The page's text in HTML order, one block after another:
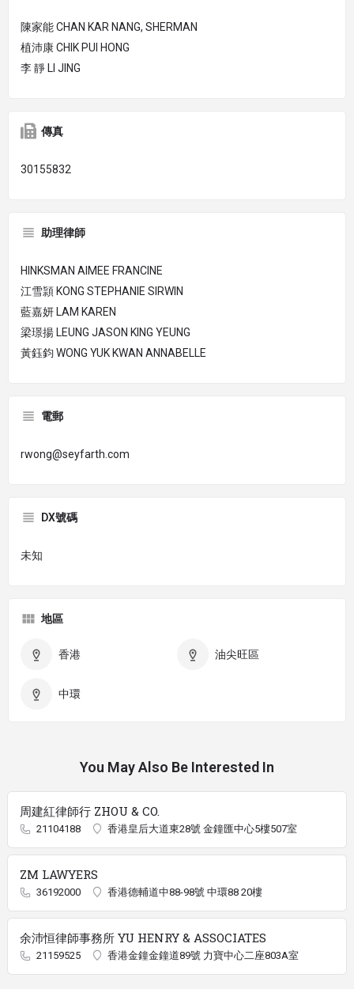
陳家能 CHAN KAR NANG, SHERMAN
植沛康 CHIK PUI HONG
李 靜 LI JING
傳真
30155832
助理律師
HINKSMAN AIMEE FRANCINE
江雪頴 KONG STEPHANIE SIRWIN
藍嘉妍 LAM KAREN
梁璟揚 LEUNG JASON KING YEUNG
黃鈺鈞 WONG YUK KWAN ANNABELLE
電郵
rwong@seyfarth.com
DX號碼
未知
地區
香港 油尖旺區
中環
You May Also Be Interested In
周建紅律師行 ZHOU & CO.
21104188 香港皇后大道東28號 金鐘匯中心5樓507室
ZM LAWYERS
36192000 香港德輔道中88-98號 中環88 20樓
余沛恒律師事務所 YU HENRY & ASSOCIATES
21159525 香港金鐘金鐘道89號 力寶中心二座803A室